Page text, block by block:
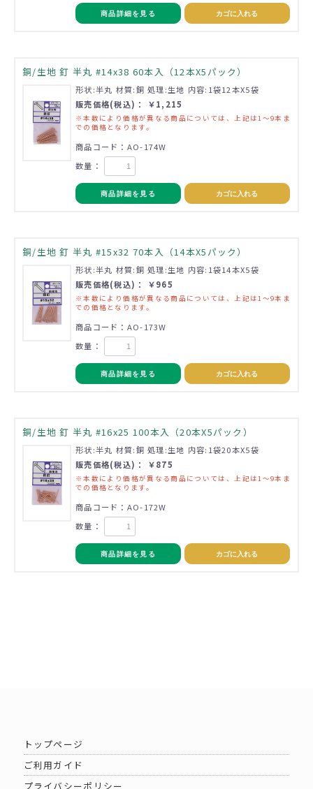
商品詳細を見る カゴに入れる
銅/生地 釘 半丸 #14x38 60本入（12本X5パック）
形状:半丸 材質:銅 処理:生地 内容:1袋12本X5袋
販売価格(税込)： ￥1,215
※本数により価格が異なる商品については、上記は1～9本ま
での価格となります。
商品コード：AO-174W
数量：
商品詳細を見る カゴに入れる
銅/生地 釘 半丸 #15x32 70本入（14本X5パック）
形状:半丸 材質:銅 処理:生地 内容:1袋14本X5袋
販売価格(税込)： ￥965
※本数により価格が異なる商品については、上記は1～9本ま
での価格となります。
商品コード：AO-173W
数量：
商品詳細を見る カゴに入れる
銅/生地 釘 半丸 #16x25 100本入（20本X5パック）
形状:半丸 材質:銅 処理:生地 内容:1袋20本X5袋
販売価格(税込)： ￥875
※本数により価格が異なる商品については、上記は1～9本ま
での価格となります。
商品コード：AO-172W
数量：
商品詳細を見る カゴに入れる
トップページ
ご利用ガイド
プライバシーポリシー